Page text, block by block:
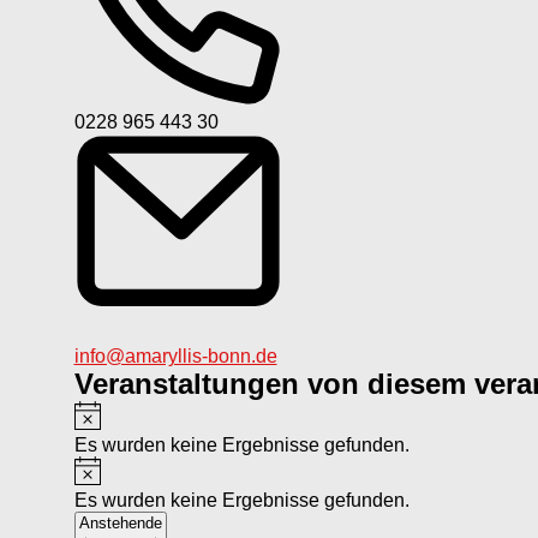
Telefon
0228 965 443 30
Email
info@amaryllis-bonn.de
Veranstaltungen von diesem
Hinweis
Es wurden keine Ergebnisse gefunden.
Hinweis
Es wurden keine Ergebnisse gefunden.
Anstehende Datum